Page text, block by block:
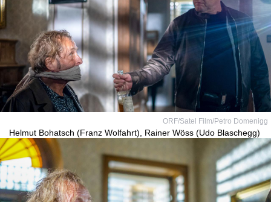
ORF/Satel Film/Petro Domenigg
Helmut Bohatsch (Franz Wolfahrt), Rainer Wöss (Udo Blaschegg)